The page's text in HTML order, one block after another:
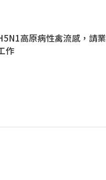
高原病性禽流感，請業
作